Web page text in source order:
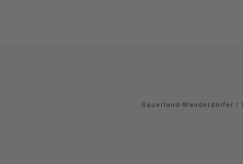
Sauerland-Wanderdörfer /